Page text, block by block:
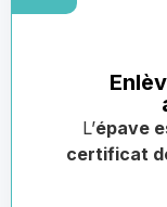
L’épave
certificat